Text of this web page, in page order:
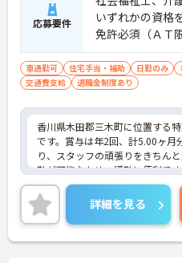
応募要件
いずれかの資格
免許必須（ＡＴ
車通勤可 住宅手当・補助 日勤のみ
交通費支給
退職金制度あり
香川県木田郡三木町に位置する
です。賞与は年2回、計5.00ヶ月
り、スタッフの頑張りをきちん
勤が可能なため、通勤に便利で
の方はお気軽にお問い合わせく
詳細を見る